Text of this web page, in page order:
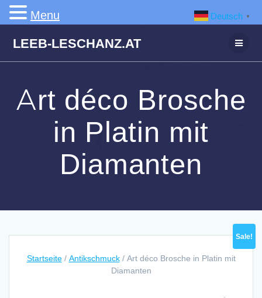
Inhalt
LEEB-LESCHANZ.AT
Art déco Brosche
in Platin mit
Diamanten
Startseite/ Antikschmuck/ Art déco Brosche in Platin mit
Diamanten
Sale!
Deutsch ▼
Menu